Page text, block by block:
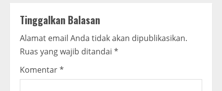
n
u
e
R
Tinggalkan Balasan
Alamat email Anda tidak akan dipublikasikan.
Ruas yang wajib ditandai *
Komentar*